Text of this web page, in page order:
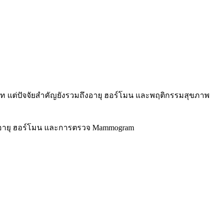
แต่ปัจจัยสำคัญยังรวมถึงอายุ ฮอร์โมน และพฤติกรรมสุขภาพ